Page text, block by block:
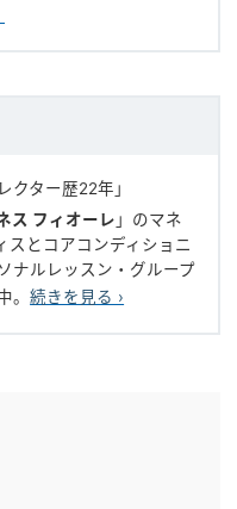
クター歴22年」
ス フィオーレ 」のマネ
スとコアコンディショニ
ナルレッスン・グループ
。続きを見る ›